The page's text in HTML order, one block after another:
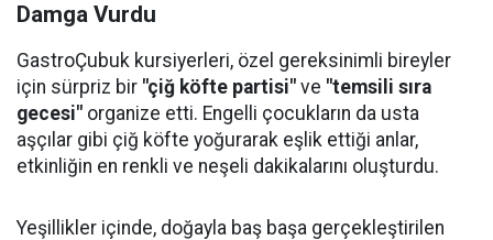
Damga Vurdu
GastroÇubuk kursiyerleri, özel gereksinimli bireyler
için sürpriz bir "çiğ köfte partisi" ve "temsili sıra
gecesi" organize etti. Engelli çocukların da usta
aşçılar gibi çiğ köfte yoğurarak eşlik ettiği anlar,
etkinliğin en renkli ve neşeli dakikalarını oluşturdu.
Yeşillikler içinde, doğayla baş başa gerçekleştirilen